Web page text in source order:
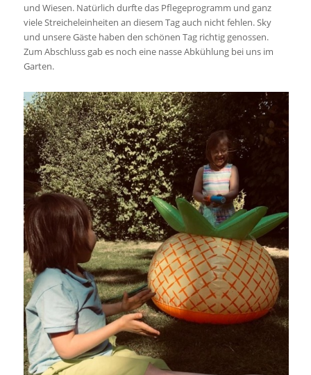
und Wiesen. Natürlich durfte das Pflegeprogramm und ganz
viele Streicheleinheiten an diesem Tag auch nicht fehlen. Sky
und unsere Gäste haben den schönen Tag richtig genossen.
Zum Abschluss gab es noch eine nasse Abkühlung bei uns im
Garten.